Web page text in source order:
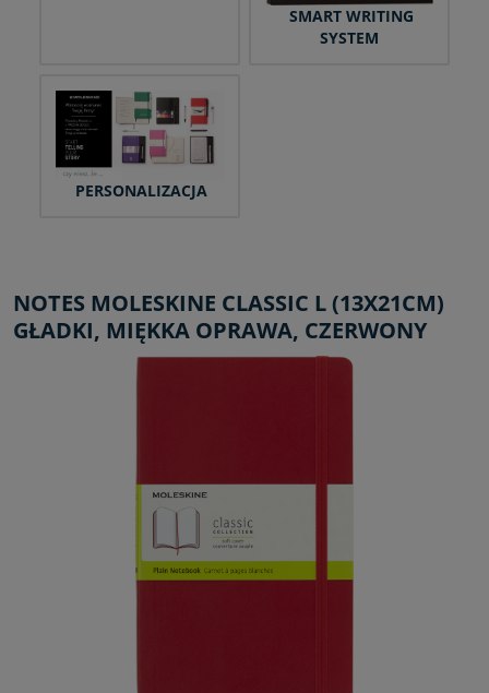
SMART WRITING
SYSTEM
PERSONALIZACJA
NOTES MOLESKINE CLASSIC L (13X21CM)
GŁADKI, MIĘKKA OPRAWA, CZERWONY